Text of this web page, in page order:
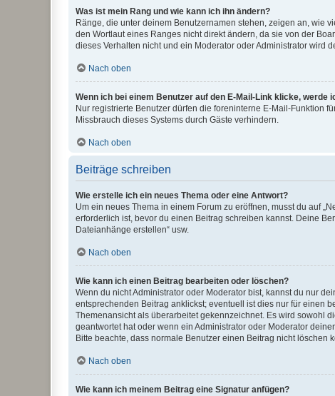
Was ist mein Rang und wie kann ich ihn ändern?
Ränge, die unter deinem Benutzernamen stehen, zeigen an, wie
den Wortlaut eines Ranges nicht direkt ändern, da sie von der
dieses Verhalten nicht und ein Moderator oder Administrator wird
Nach oben
Wenn ich bei einem Benutzer auf den E-Mail-Link klicke, werde
Nur registrierte Benutzer dürfen die foreninterne E-Mail-Funktion
Missbrauch dieses Systems durch Gäste verhindern.
Nach oben
Beiträge schreiben
Wie erstelle ich ein neues Thema oder eine Antwort?
Um ein neues Thema in einem Forum zu eröffnen, musst du auf
erforderlich ist, bevor du einen Beitrag schreiben kannst. Deine
Dateianhänge erstellen“ usw.
Nach oben
Wie kann ich einen Beitrag bearbeiten oder löschen?
Wenn du nicht Administrator oder Moderator bist, kannst du nur
entsprechenden Beitrag anklickst; eventuell ist dies nur für einen
Themenansicht als überarbeitet gekennzeichnet. Es wird sowohl
geantwortet hat oder wenn ein Administrator oder Moderator
Bitte beachte, dass normale Benutzer einen Beitrag nicht löschen
Nach oben
Wie kann ich meinem Beitrag eine Signatur anfügen?